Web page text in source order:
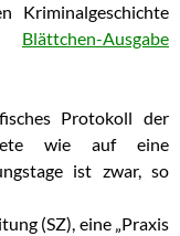
Kriminalgeschichte
Blättchen-Ausgabe
Protokoll der
wie auf eine
ist zwar, so
(SZ), eine „Praxis